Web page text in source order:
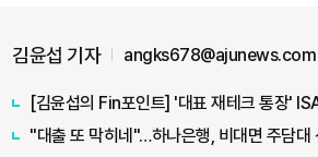
김윤섭 기자 angks678@ajunews.com
[김윤섭의 Fin포인트] '대표 재테크 통장'
"대출 또 막히네"…하나은행, 비대면 주담대